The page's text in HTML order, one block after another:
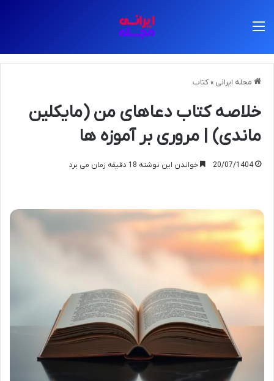
مجله ایرانی » کتاب
خلاصه کتاب دعاهای من (مایکلین
ماندی) | مروری بر آموزه ها
20/07/1404 خواندن این نوشته 18 دقیقه زمان می برد